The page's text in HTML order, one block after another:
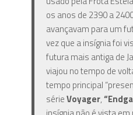
os anos de 2390 a
avançavam para um
vez que a insígnia foi
futura mais antiga de
viajou no tempo de
tempo principal
sérieVoyager,